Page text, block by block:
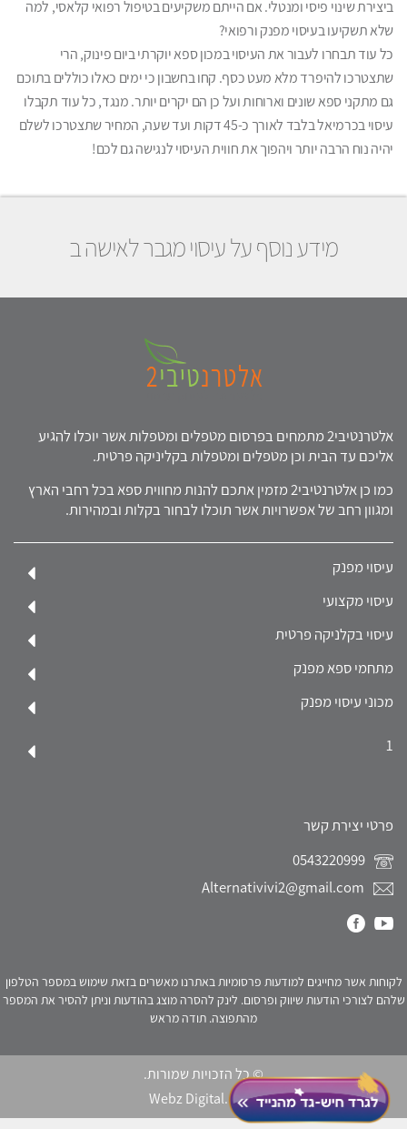
ביצירת שינוי פיסי ומנטלי. אם הייתם משקיעים בטיפול רפואי קלאסי, למה
שלא תשקיעו בעיסוי מפנק ורפואי?
כל עוד תבחרו לעבור את העיסוי במכון ספא יוקרתי ביום פינוק, הרי
שתצטרכו להיפרד מלא מעט כסף. קחו בחשבון כי ימים כאלו כוללים בתוכם
גם מתקני ספא שונים וארוחות ועל כן הם יקרים יותר. מנגד, כל עוד תקבלו
עיסוי בכרמיאל בלבד לאורך כ-45 דקות ועד שעה, המחיר שתצטרכו לשלם
יהיה נוח הרבה יותר ויהפוך את חווית העיסוי לנגישה גם לכם!
מידע נוסף על עיסוי מגבר לאישה ב
אלטרנטיבי2 מתמחים בפרסום מטפלים ומטפלות אשר יוכלו להגיע
אליכם עד הבית וכן מטפלים ומטפלות בקליניקה פרטית.
כמו כן אלטרנטיבי2 מזמין אתכם להנות מחווית ספא בכל רחבי הארץ
ומגוון רחב של אפשרויות אשר תוכלו לבחור בקלות ובמהירות.
עיסוי מפנק
עיסוי מקצועי
עיסוי בקלניקה פרטית
מתחמי ספא מפנק
מכוני עיסוי מפנק
1
פרטי יצירת קשר
Alternativivi2@gmail.com
לקוחות אשר מחייגים למודעות פרסומיות באתרנו מאשרים בזאת שימוש במספר הטלפון
שלהם לצורכי הודעות שיווק ופרסום. לינק להסרה מוצג בהודעות וניתן להסיר את המספר
מהתפוצה. תודה מראש
© כל הזכויות שמורות.
Webz Digital.click